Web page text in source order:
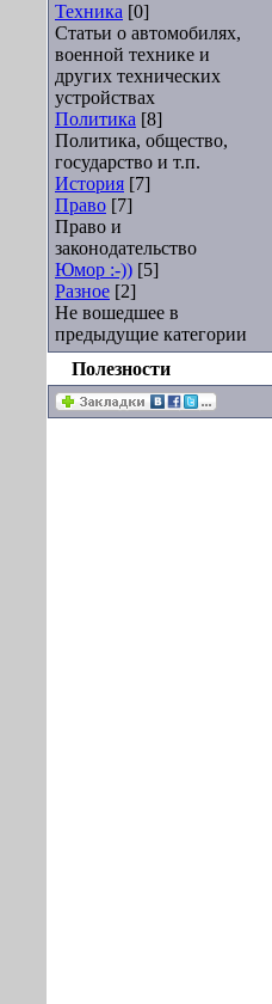
Техника [0]
Статьи о автомобилях,
военной технике и
других технических
устройствах
Политика [8]
Политика, общество,
государство и т.п.
История [7]
Право [7]
Право и
законодательство
Юмор :-)) [5]
Разное [2]
Не вошедшее в
предыдущие категории
Полезности